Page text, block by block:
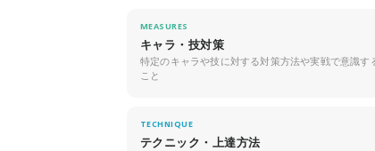
MEASURES
キャラ・技対策
特定のキャラや技に対する対策方法や実戦で意識す
こと
TECHNIQUE
テクニック・上達方法